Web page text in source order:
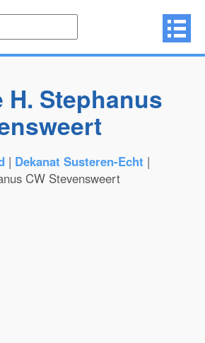
H. Stephanus
| Dekanat Susteren-Echt |
CW Stevensweert